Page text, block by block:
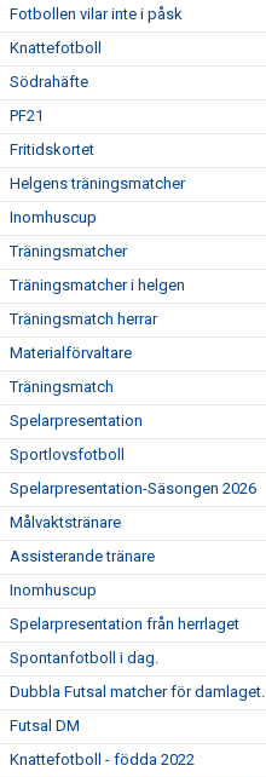
Fotbollen vilar inte i påsk
Knattefotboll
Södrahäfte
PF21
Fritidskortet
Helgens träningsmatcher
Inomhuscup
Träningsmatcher
Träningsmatcher i helgen
Träningsmatch herrar
Materialförvaltare
Träningsmatch
Spelarpresentation
Sportlovsfotboll
Spelarpresentation-Säsongen 2026
Målvaktstränare
Assisterande tränare
Inomhuscup
Spelarpresentation från herrlaget
Spontanfotboll i dag.
Dubbla Futsal matcher för damlaget.
Futsal DM
Knattefotboll - födda 2022